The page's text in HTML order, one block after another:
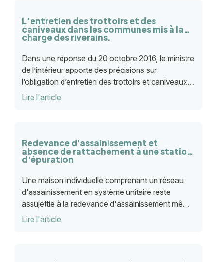
L’entretien des trottoirs et des
caniveaux dans les communes mis à la
charge des riverains.
Dans une réponse du 20 octobre 2016, le ministre
de l’intérieur apporte des précisions sur
l’obligation d’entretien des trottoirs et caniveaux
dans les communes par les riverains.
Lire l'article
Redevance d'assainissement et
absence de rattachement à une station
d'épuration
Une maison individuelle comprenant un réseau
d'assainissement en système unitaire reste
assujettie à la redevance d'assainissement même
en l’absence de raccordement à une station
Lire l'article